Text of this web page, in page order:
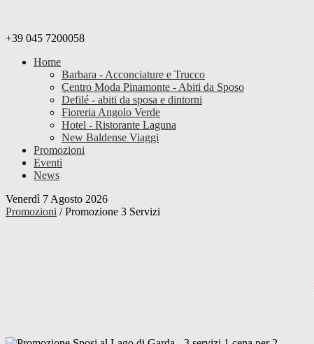
+39 045 7200058
Home
Barbara - Acconciature e Trucco
Centro Moda Pinamonte - Abiti da Sposo
Defilé - abiti da sposa e dintorni
Fioreria Angolo Verde
Hotel - Ristorante Laguna
New Baldense Viaggi
Promozioni
Eventi
News
Venerdì 7 Agosto 2026
Promozioni /Promozione 3 Servizi